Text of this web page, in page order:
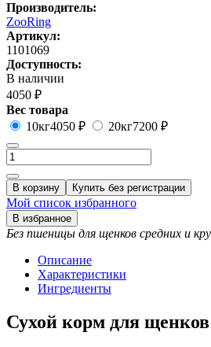
Производитель:
ZooRing
Артикул:
1101069
Доступность:
В наличии
4050 ₽
Вес товара
10кг4050 ₽ 20кг7200 ₽
В корзину Купить без регистрации
Мой список избранного
В избранное
Без пшеницы для щенков средних и
Описание
Характеристики
Ингредиенты
Сухой корм для